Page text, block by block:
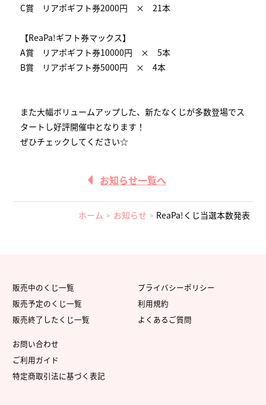
C賞 リアポギフト券2000円 × 21本
【ReaPa!ギフト券マックス】
A賞 リアポギフト券10000円 × 5本
B賞 リアポギフト券5000円 × 4本
また大幅ボリュームアップした、新たなくじが多数登場でス
タートし好評開催中となります！
ぜひチェックしてください☆
お知らせ一覧へ
ホーム お知らせ ReaPa!くじ当選本数発表
販売中のくじ一覧
販売予定のくじ一覧
販売終了したくじ一覧
プライバシーポリシー
利用規約
よくあるご質問
お問い合わせ
ご利用ガイド
特定商取引法に基づく表記